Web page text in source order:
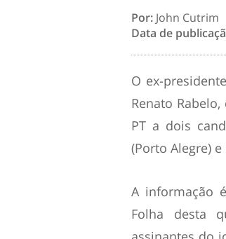
Por: John Cutrim
Data de
O ex-
Renato
PT a dois
(Porto Alegre)
A informação
Folha desta